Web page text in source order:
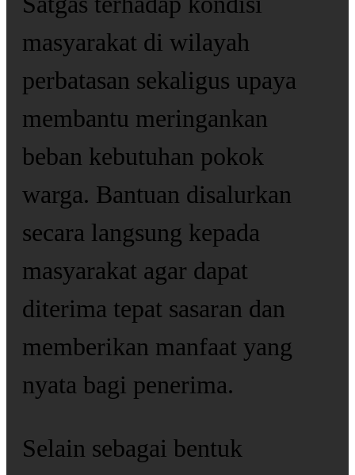
masyarakat di wilayah
perbatasan sekaligus upaya
membantu meringankan
beban kebutuhan pokok
warga. Bantuan disalurkan
secara langsung kepada
masyarakat agar dapat
diterima tepat sasaran dan
memberikan manfaat yang
nyata bagi penerima.
Selain sebagai bentuk